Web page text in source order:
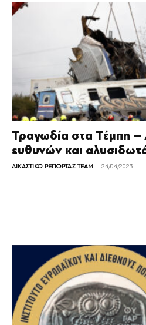
Τραγωδία στα Τέμπη –
ευθυνών και
ΔΙΚΑΣΤΙΚΟ ΡΕΠΟΡΤΑΖ TEAM - 24/04/2023